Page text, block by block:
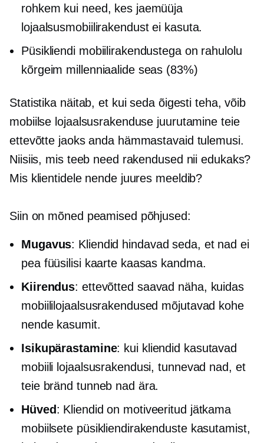
rohkem kui need, kes jaemüüja
lojaalsusmobiilirakendust ei kasuta.
Püsikliendi mobiilirakendustega on rahulolu
kõrgeim millenniaalide seas (83%)
Statistika näitab, et kui seda õigesti teha, võib
mobiilse lojaalsusrakenduse juurutamine teie
ettevõtte jaoks anda hämmastavaid tulemusi.
Niisiis, mis teeb need rakendused nii edukaks?
Mis klientidele nende juures meeldib?
Siin on mõned peamised põhjused:
Mugavus: Kliendid hindavad seda, et nad ei
pea füüsilisi kaarte kaasas kandma.
Kiirendus: ettevõtted saavad näha, kuidas
mobiililojaalsusrakendused mõjutavad kohe
nende kasumit.
Isikupärastamine: kui kliendid kasutavad
mobiili lojaalsusrakendusi, tunnevad nad, et
teie bränd tunneb nad ära.
Hüved: Kliendid on motiveeritud jätkama
mobiilsete püsikliendirakenduste kasutamist,